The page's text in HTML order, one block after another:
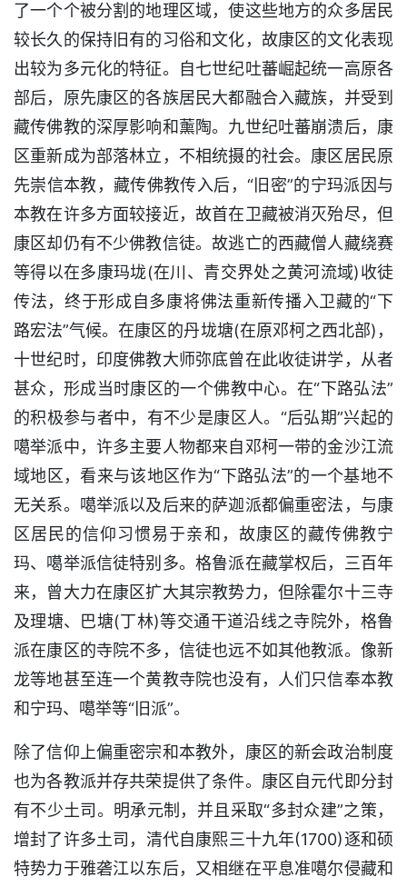
了一个个被分割的地理区域，使这些地方的众多居民
较长久的保持旧有的习俗和文化，故康区的文化表现
出较为多元化的特征。自七世纪吐蕃崛起统一高原各
部后，原先康区的各族居民大都融合入藏族，并受到
藏传佛教的深厚影响和薰陶。九世纪吐蕃崩溃后，康
区重新成为部落林立，不相统摄的社会。康区居民原
先崇信本教，藏传佛教传入后，“旧密”的宁玛派因与
本教在许多方面较接近，故首在卫藏被消灭殆尽，但
康区却仍有不少佛教信徒。故逃亡的西藏僧人藏绕赛
等得以在多康玛垅(在川、青交界处之黄河流域)收徒
传法，终于形成自多康将佛法重新传播入卫藏的“下
路宏法”气候。在康区的丹垅塘(在原邓柯之西北部)，
十世纪时，印度佛教大师弥底曾在此收徒讲学，从者
甚众，形成当时康区的一个佛教中心。在“下路弘法”
的积极参与者中，有不少是康区人。“后弘期”兴起的
噶举派中，许多主要人物都来自邓柯一带的金沙江流
域地区，看来与该地区作为“下路弘法”的一个基地不
无关系。噶举派以及后来的萨迦派都偏重密法，与康
区居民的信仰习惯易于亲和，故康区的藏传佛教宁
玛、噶举派信徒特别多。格鲁派在藏掌权后，三百年
来，曾大力在康区扩大其宗教势力，但除霍尔十三寺
及理塘、巴塘(丁林)等交通干道沿线之寺院外，格鲁
派在康区的寺院不多，信徒也远不如其他教派。像新
龙等地甚至连一个黄教寺院也没有，人们只信奉本教
和宁玛、噶举等“旧派”。
除了信仰上偏重密宗和本教外，康区的新会政治制度
也为各教派并存共荣提供了条件。康区自元代即分封
有不少土司。明承元制，并且采取“多封众建”之策，
增封了许多土司，清代自康熙三十九年(1700)逐和硕
特势力于雅砻江以东后，又相继在平息准噶尔侵藏和